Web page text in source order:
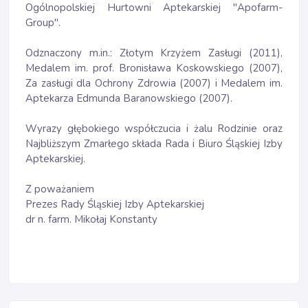
Ogólnopolskiej Hurtowni Aptekarskiej "Apofarm-
Group".
Odznaczony m.in.: Złotym Krzyżem Zasługi (2011),
Medalem im. prof. Bronisława Koskowskiego (2007),
Za zasługi dla Ochrony Zdrowia (2007) i Medalem im.
Aptekarza Edmunda Baranowskiego (2007).
Wyrazy głębokiego współczucia i żalu Rodzinie oraz
Najbliższym Zmarłego składa Rada i Biuro Śląskiej Izby
Aptekarskiej.
Z poważaniem
Prezes Rady Śląskiej Izby Aptekarskiej
dr n. farm. Mikołaj Konstanty